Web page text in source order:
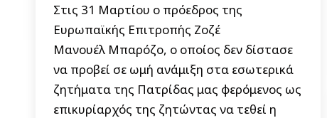
Στις 31 Μαρτίου ο πρόεδρος της
Ευρωπαϊκής Επιτροπής Ζοζέ
Μανουέλ Μπαρόζο, ο οποίος δεν δίστασε
να προβεί σε ωμή ανάμιξη στα εσωτερικά
ζητήματα της Πατρίδας μας φερόμενος ως
επικυρίαρχός της ζητώντας να τεθεί η